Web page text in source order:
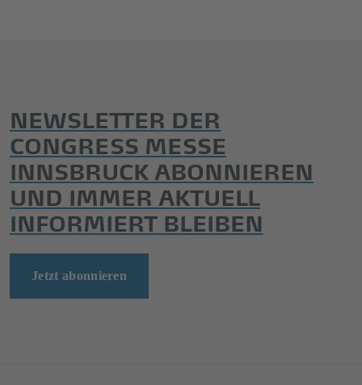
NEWSLETTER DER
CONGRESS MESSE
INNSBRUCK ABONNIEREN
UND IMMER AKTUELL
INFORMIERT BLEIBEN
Jetzt abonnieren